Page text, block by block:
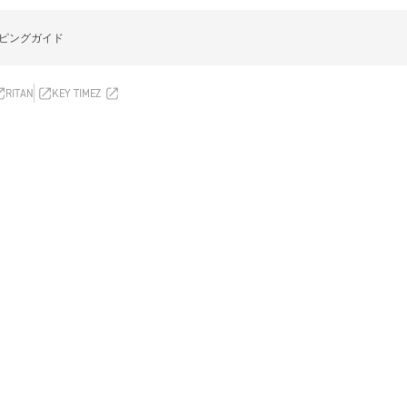
ングガイド
RITAN KEY TIMEZ